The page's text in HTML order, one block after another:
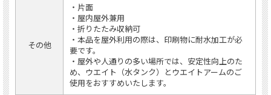
その他
・片面
・屋内屋外兼用
・折りたたみ収納可
・本品を屋外利用の際は、印刷物に耐水加工が必
要です。
・屋外や人通りの多い場所では、安定性向上のた
め、ウエイト（水タンク）とウエイトアームのご
使用をおすすめいたします。